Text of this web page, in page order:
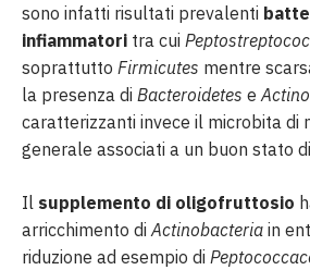
sono infatti risultati prevalenti
infiammatori tra cui
soprattutto Firmicutes mentre
la presenza di Bacteroidetes e
caratterizzanti invece il microbita di
generale associati a un buon stato
Il supplemento di oligofruttosio
arricchimento diActinobacteria in
riduzione ad esempio di